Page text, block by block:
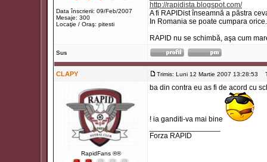
Data înscrierii: 09/Feb/2007
Mesaje: 300
Locaţie / Oraş: pitesti
http://rapidista.blogspot.com/
A fi RAPIDist înseamnă a păstra
In Romania se poate cumpara
RAPID nu se schimbă, aşa cum
Sus
CLAPY Trimis: Luni 12 Martie 2007 13:28:53
RapidFans ®®
ba din contra eu as fi de acord cu
! ia ganditi-va mai bine
Forza RAPID